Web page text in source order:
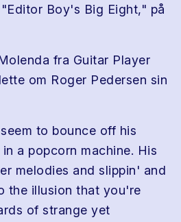
Boy's Big Eight," på
fra Guitar Player
om Roger Pedersen sin
to bounce off his
a popcorn machine. His
melodies and slippin' and
the illusion that you're
of strange yet